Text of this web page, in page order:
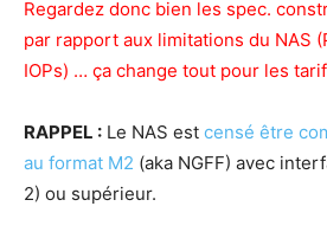
Regardez donc bien les spec.
par rapport aux limitations du NAS
IOPs) … ça change tout pour les
RAPPEL : Le NAS est censé être
au format M2 (aka NGFF) avec
2) ou supérieur.